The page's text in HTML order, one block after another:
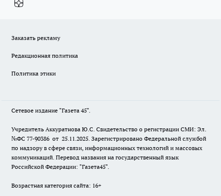
Заказать рекламу
Редакционная политика
Политика этики
Сетевое издание "Газета 45".
Учредитель Аккуратнова Ю.С. Свидетельство о регистрации СМИ: Эл.
№ФС 77-90386 от 25.11.2025. Зарегистрировано Федеральной службой
по надзору в сфере связи, информационных технологий и массовых
коммуникаций. Перевод названия на государственный язык
Российской Федерации: "Газета45".
Возрастная категория сайта: 16+